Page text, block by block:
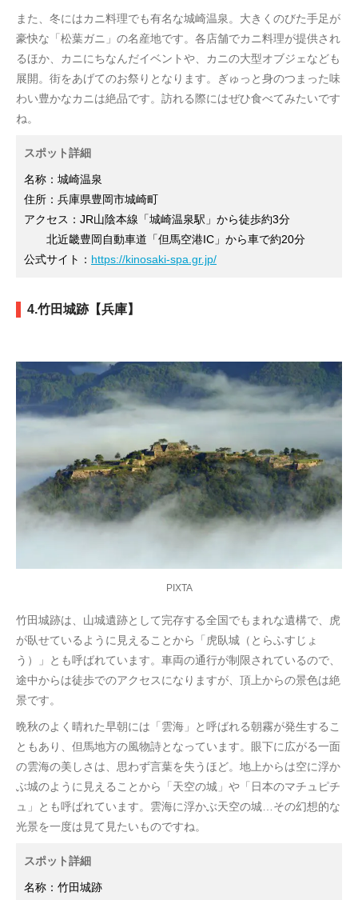
また、冬にはカニ料理でも有名な城崎温泉。大きくのびた手足が
豪快な「松葉ガニ」の名産地です。各店舗でカニ料理が提供され
るほか、カニにちなんだイベントや、カニの大型オブジェなども
展開。街をあげてのお祭りとなります。ぎゅっと身のつまった味
わい豊かなカニは絶品です。訪れる際にはぜひ食べてみたいです
ね。
スポット詳細
名称：城崎温泉
住所：兵庫県豊岡市城崎町
アクセス：JR山陰本線「城崎温泉駅」から徒歩約3分
北近畿豊岡自動車道「但馬空港IC」から車で約20分
公式サイト： https://kinosaki-spa.gr.jp/
4.竹田城跡【兵庫】
PIXTA
竹田城跡は、山城遺跡として完存する全国でもまれな遺構で、虎
が臥せているように見えることから「虎臥城（とらふすじょ
う）」とも呼ばれています。車両の通行が制限されているので、
途中からは徒歩でのアクセスになりますが、頂上からの景色は絶
景です。
晩秋のよく晴れた早朝には「雲海」と呼ばれる朝霧が発生するこ
ともあり、但馬地方の風物詩となっています。眼下に広がる一面
の雲海の美しさは、思わず言葉を失うほど。地上からは空に浮か
ぶ城のように見えることから「天空の城」や「日本のマチュピチ
ュ」とも呼ばれています。雲海に浮かぶ天空の城…その幻想的な
光景を一度は見て見たいものですね。
スポット詳細
名称：竹田城跡